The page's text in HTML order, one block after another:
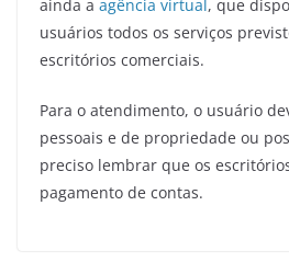
ainda a agência virtual, que
usuários todos os serviços
escritórios comerciais.
Para o atendimento, o usuário
pessoais e de propriedade ou
preciso lembrar que os
pagamento de contas.